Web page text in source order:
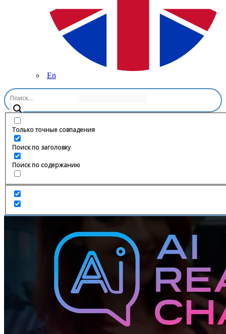
En
Только точные совпадения
Поиск по заголовку
Поиск по содержанию
Главная